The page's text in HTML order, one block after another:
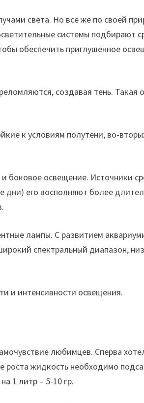
света. Но все же по своей
системы подбирают
обеспечить приглушенное
создавая тень. Такая
к условиям полутени, во-
и боковое освещение. Источники
дни) его восполняют более
лампы. С развитием
спектральный диапазон,
и интенсивности освещения.
любимцев. Сперва
жидкость необходимо
1 литр – 5-10 гр.